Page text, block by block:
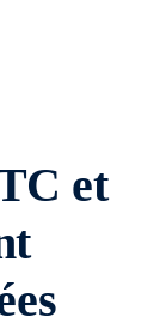
et